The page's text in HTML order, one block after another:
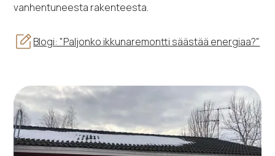
vanhentuneesta rakenteesta.
Blogi: "Paljonko ikkunaremontti säästää energiaa?"